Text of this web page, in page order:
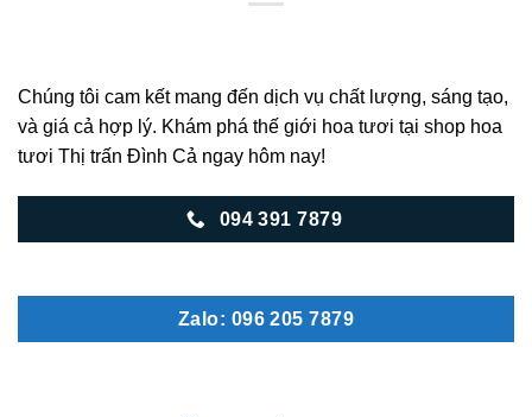
Chúng tôi cam kết mang đến dịch vụ chất lượng, sáng tạo,
và giá cả hợp lý. Khám phá thế giới hoa tươi tại shop hoa
tươi Thị trấn Đình Cả ngay hôm nay!
094 391 7879
Zalo: 096 205 7879